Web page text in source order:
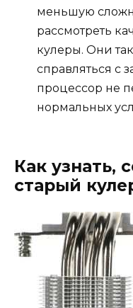
меньшую
рассмотреть
кулеры. Они
справляться с
процессор не
нормальных
Как узнать,
старый